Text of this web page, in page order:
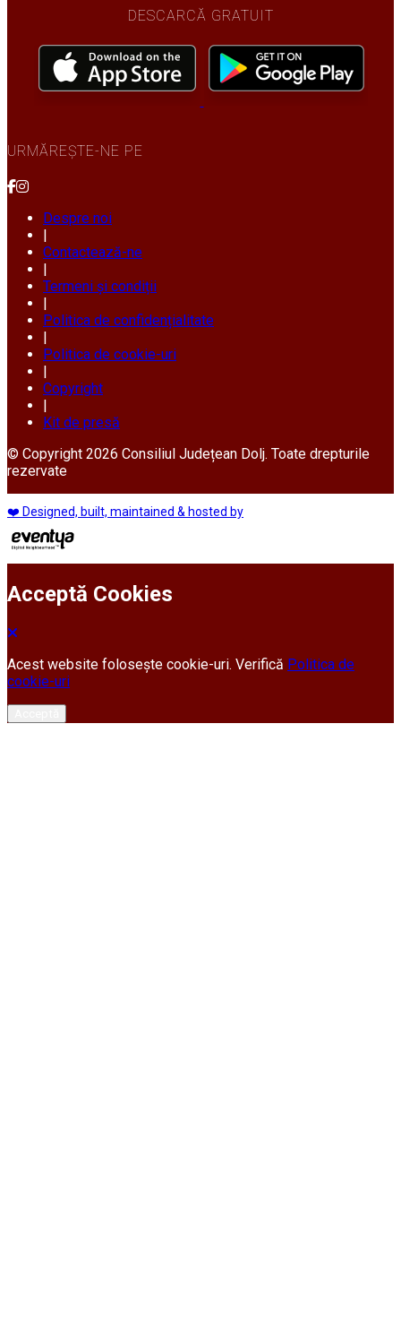
DESCARCĂ GRATUIT
URMĂREȘTE-NE PE
Despre noi
Contactează-ne
Termeni și condiții
Politica de confidențialitate
Politica de cookie-uri
Copyright
Kit de presă
© Copyright 2026 Consiliul Județean Dolj. Toate drepturile
rezervate
❤️ Designed, built, maintained & hosted by
Acceptă Cookies
Acest website folosește cookie-uri. Verifică Politica de
cookie-uri